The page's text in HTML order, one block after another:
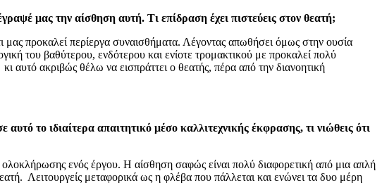
μας την αίσθηση αυτή. Τι επίδραση έχει πιστεύεις στον θεατή;
μας προκαλεί περίεργα συναισθήματα. Λέγοντας απωθήσει όμως στην ουσία
του βαθύτερου, ενδότερου και ενίοτε τρομακτικού με προκαλεί πολύ
αυτό ακριβώς θέλω να εισπράττει ο θεατής, πέρα από την διανοητική
το ιδιαίτερα απαιτητικό μέσο καλλιτεχνικής έκφρασης, τι νιώθεις ότι
ενός έργου. Η αίσθηση σαφώς είναι πολύ διαφορετική από μια απλή
Λειτουργείς μεταφορικά ως η φλέβα που πάλλεται και ενώνει τα δυο μέρη